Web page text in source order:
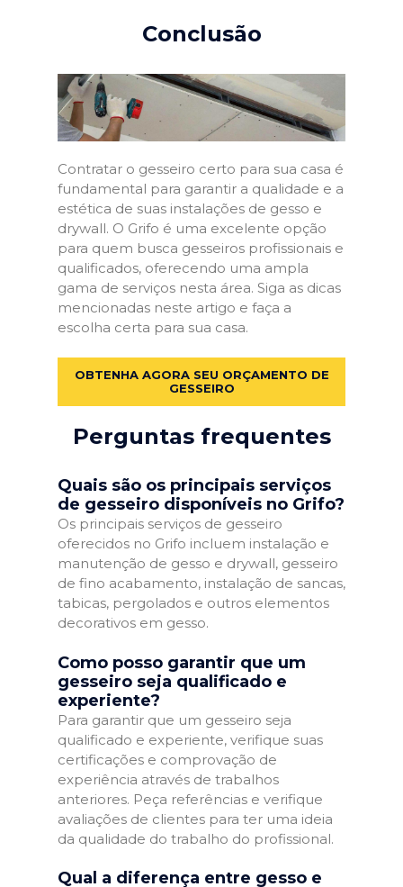
Conclusão
Contratar o gesseiro certo para sua casa é
fundamental para garantir a qualidade e a
estética de suas instalações de gesso e
drywall. O Grifo é uma excelente opção
para quem busca gesseiros profissionais e
qualificados, oferecendo uma ampla
gama de serviços nesta área. Siga as dicas
mencionadas neste artigo e faça a
escolha certa para sua casa.
OBTENHA AGORA SEU ORÇAMENTO DE
GESSEIRO
Perguntas frequentes
Quais são os principais serviços
de gesseiro disponíveis no Grifo?
Os principais serviços de gesseiro
oferecidos no Grifo incluem instalação e
manutenção de gesso e drywall, gesseiro
de fino acabamento, instalação de sancas,
tabicas, pergolados e outros elementos
decorativos em gesso.
Como posso garantir que um
gesseiro seja qualificado e
experiente?
Para garantir que um gesseiro seja
qualificado e experiente, verifique suas
certificações e comprovação de
experiência através de trabalhos
anteriores. Peça referências e verifique
avaliações de clientes para ter uma ideia
da qualidade do trabalho do profissional.
Qual a diferença entre gesso e